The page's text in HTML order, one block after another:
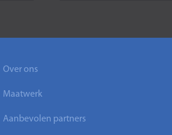
Over ons
Maatwerk
Aanbevolen partners